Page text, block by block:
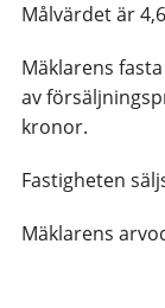
Målvärdet är
Mäklarens
av
kronor.
Fastigheten
Mäklarens